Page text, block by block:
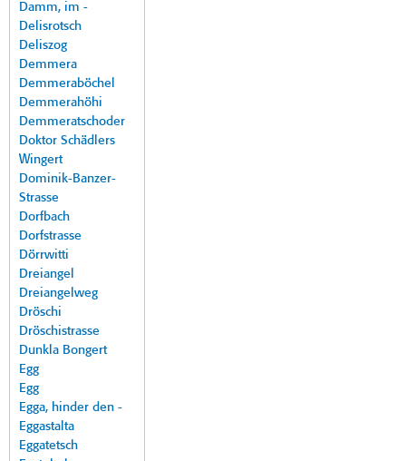
Damm, im -
Delisrotsch
Deliszog
Demmera
Demmeraböchel
Demmerahöhi
Demmeratschoder
Doktor Schädlers
Wingert
Dominik-Banzer-
Strasse
Dorfbach
Dorfstrasse
Dörrwitti
Dreiangel
Dreiangelweg
Dröschi
Dröschistrasse
Dunkla Bongert
Egg
Egg
Egga, hinder den -
Eggastalta
Eggatetsch